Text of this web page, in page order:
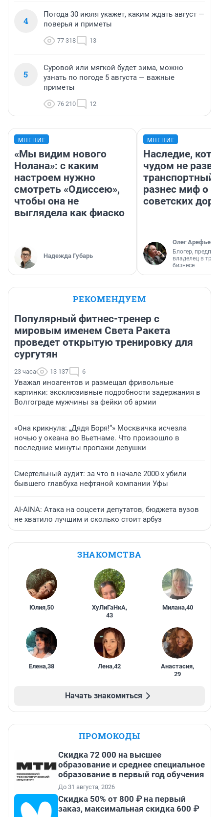
4
Погода 30 июля укажет, каким ждать август —
поверья и приметы
77 318 13
5
Суровой или мягкой будет зима, можно
узнать по погоде 5 августа — важные
приметы
76 210 12
МНЕНИЕ
«Мы видим нового
Нолана»: с каким
настроем нужно
смотреть «Одиссею»,
чтобы она не
выглядела как фиаско
Надежда Губарь
МНЕНИЕ
Наследие,
чудом не
транспортный
разнес миф о
советских
Олег Арефьев
Блогер,
владелец в
бизнесе
РЕКОМЕНДУЕМ
Популярный фитнес-тренер с
мировым именем Света Ракета
проведет открытую тренировку для
сургутян
23 часа 13 137 6
Уважал иноагентов и размещал фривольные
картинки: эксклюзивные подробности задержания в
Волгограде мужчины за фейки об армии
«Она крикнула: „Дядя Боря!“» Москвичка исчезла
ночью у океана во Вьетнаме. Что произошло в
последние минуты пропажи девушки
Смертельный аудит: за что в начале 2000-х убили
бывшего главбуха нефтяной компании Уфы
AI-AINA: Атака на соцсети депутатов, бюджета вузов
не хватило лучшим и сколько стоит арбуз
ЗНАКОМСТВА
Юлия,50 ХуЛиГаНкА,
43
Милана,40
Елена,38 Лена,42 Анастасия,
29
Начать знакомиться
ПРОМОКОДЫ
Скидка 72 000 на высшее
образование и среднее специальное
образование в первый год обучения
До 31 августа, 2026
Скидка 50% от 800 ₽ на первый
заказ, максимальная скидка 600 ₽